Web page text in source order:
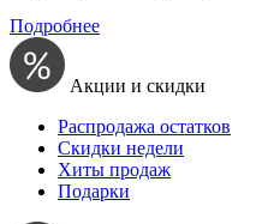
Подробнее
Акции и скидки
Распродажа остатков
Скидки недели
Хиты продаж
Подарки